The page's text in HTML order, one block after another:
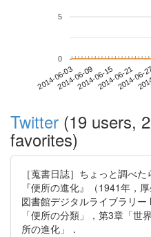
2014-06-032014-06-092014-06-152014-06-21
2014-06-
0
5
Twitter (19 users,
favorites)
［蒐書日誌］ちょっと調べ
『便所の進化』（1941年，
図書館デジタルライブラリ
「便所の分類」，第3章「世
所の進化」．